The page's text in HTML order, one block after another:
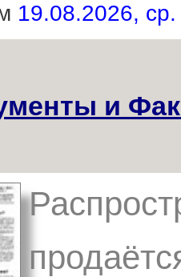
19.08.2026, ср.
и